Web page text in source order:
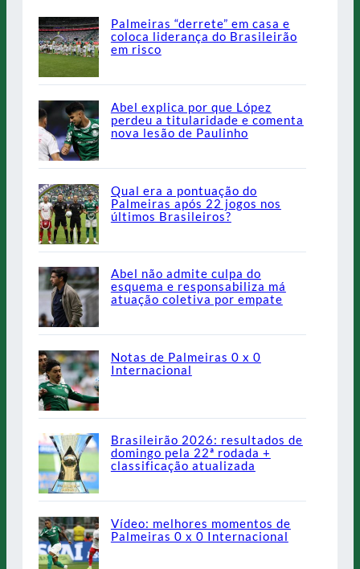
Palmeiras “derrete” em casa e
coloca liderança do Brasileirão
em risco
Abel explica por que López
perdeu a titularidade e comenta
nova lesão de Paulinho
Qual era a pontuação do
Palmeiras após 22 jogos nos
últimos Brasileiros?
Abel não admite culpa do
esquema e responsabiliza má
atuação coletiva por empate
Notas de Palmeiras 0 x 0
Internacional
Brasileirão 2026: resultados de
domingo pela 22ª rodada +
classificação atualizada
Vídeo: melhores momentos de
Palmeiras 0 x 0 Internacional